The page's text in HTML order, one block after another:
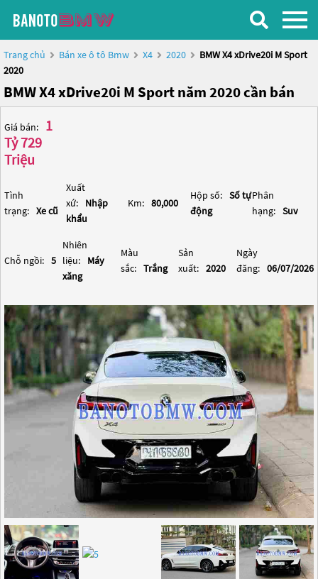
Trang chủ Bán xe ô tô Bmw X4 2020
BMW X4 xDrive20i M Sport
2020
BMW X4 xDrive20i M Sport năm 2020 cần bán
Giá bán:
1
Tỷ 729
Triệu
Tình
trạng: Xe cũ
Xuất
xứ:
Nhập
khẩu
Km: 80,000
Hộp số: Số tự
động
Phân
hạng: Suv
Chỗ ngồi: 5
Nhiên
liệu:
Máy
xăng
Màu
sắc: Trắng
Sản
xuất: 2020
Ngày
đăng: 06/07/2026